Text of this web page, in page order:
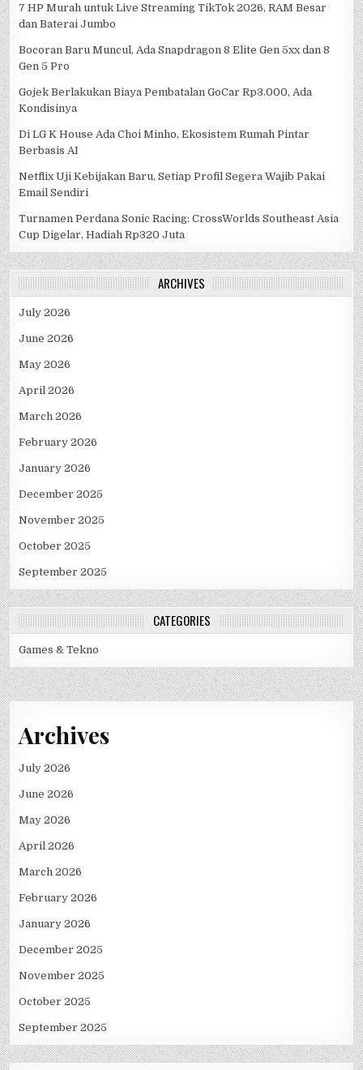
7 HP Murah untuk Live Streaming TikTok 2026, RAM Besar
dan Baterai Jumbo
Bocoran Baru Muncul, Ada Snapdragon 8 Elite Gen 5xx dan 8
Gen 5 Pro
Gojek Berlakukan Biaya Pembatalan GoCar Rp3.000, Ada
Kondisinya
Di LG K House Ada Choi Minho, Ekosistem Rumah Pintar
Berbasis AI
Netflix Uji Kebijakan Baru, Setiap Profil Segera Wajib Pakai
Email Sendiri
Turnamen Perdana Sonic Racing: CrossWorlds Southeast Asia
Cup Digelar, Hadiah Rp320 Juta
ARCHIVES
July 2026
June 2026
May 2026
April 2026
March 2026
February 2026
January 2026
December 2025
November 2025
October 2025
September 2025
CATEGORIES
Games & Tekno
Archives
July 2026
June 2026
May 2026
April 2026
March 2026
February 2026
January 2026
December 2025
November 2025
October 2025
September 2025